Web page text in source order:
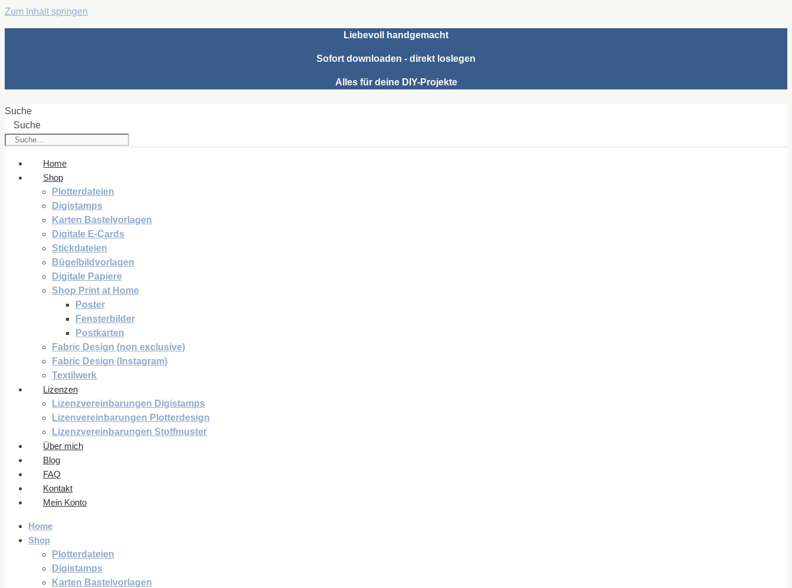
Zum Inhalt springen
Liebevoll handgemacht
Sofort downloaden - direkt loslegen
Alles für deine DIY-Projekte
Suche
Suche
Home
Shop
Plotterdateien
Digistamps
Karten Bastelvorlagen
Digitale E-Cards
Stickdateien
Bügelbildvorlagen
Digitale Papiere
Shop Print at Home
Poster
Fensterbilder
Postkarten
Fabric Design (non exclusive)
Fabric Design (Instagram)
Textilwerk
Lizenzen
Lizenzvereinbarungen Digistamps
Lizenvereinbarungen Plotterdesign
Lizenzvereinbarungen Stoffmuster
Über mich
Blog
FAQ
Kontakt
Mein Konto
Home
Shop
Plotterdateien
Digistamps
Karten Bastelvorlagen